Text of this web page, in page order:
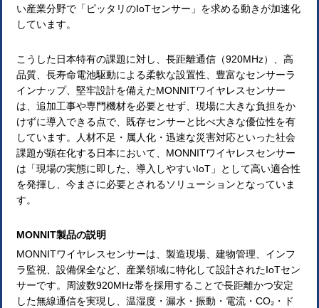
い産業分野で「ピッタリのIoTセンサー」を求める動きが加速化
しています。
こうした日本特有の課題に対し、長距離通信（920MHz）、高
品質、長寿命電池駆動による柔軟な設置性、豊富なセンサーラ
インナップ、堅牢設計を備えたMONNITワイヤレスセンサー
は、追加工事や専門機材を必要とせず、現場に大きな負担をか
けずに導入できる点で、既存センサーと比べ大きな優位性を有
しています。人材不足・属人化・迅速な災害対応といった社会
課題が顕在化する日本において、MONNITワイヤレスセンサー
は「現場の実態に即した、導入しやすいIoT」として高い適合性
を発揮し、今まさに必要とされるソリューションとなっていま
す。
MONNIT製品の説明
MONNITワイヤレスセンサーは、製造現場、建物管理、インフ
ラ監視、設備保全など、産業領域に特化して設計されたIoTセン
サーです。周波数920MHz帯を採用することで長距離かつ安定
した無線通信を実現し、温湿度・漏水・振動・電流・CO₂・ド